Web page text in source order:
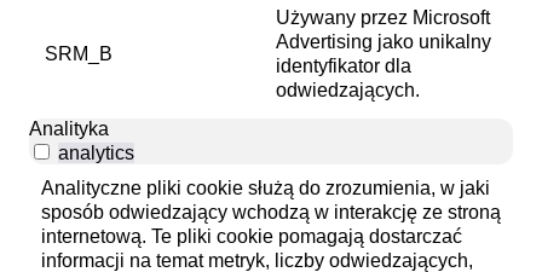
SRM_B
Używany przez Microsoft
Advertising jako unikalny
identyfikator dla
odwiedzających.
Analityka
analytics
Analityczne pliki cookie służą do zrozumienia, w jaki
sposób odwiedzający wchodzą w interakcję ze stroną
internetową. Te pliki cookie pomagają dostarczać
informacji na temat metryk, liczby odwiedzających,